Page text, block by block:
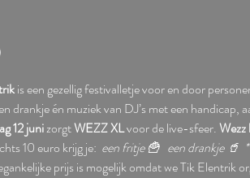
is een gezellig festivalletje voor en door
drankje én muziek van DJ’s met een handicap,
12 juni zorgt WEZZ XL voor de live-sfeer.
10 euro krijg je: een fritje 🍟 een drankje 🥤  *
prijs is mogelijk omdat we Tik Elentrik